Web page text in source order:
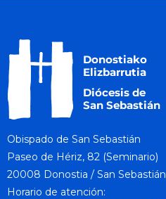
Obispado de San Sebastián
Paseo de Hériz, 82 (Seminario)
20008 Donostia / San Sebastián
Horario de atención: